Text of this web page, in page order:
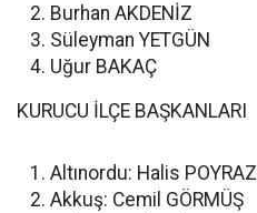
Burhan AKDENİZ
Süleyman YETGÜN
Uğur BAKAÇ
KURUCU İLÇE BAŞKANLARI
Altınordu: Halis POYRAZ
Akkuş: Cemil GÖRMÜŞ